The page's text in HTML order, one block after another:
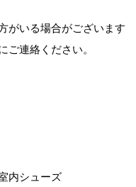
がいる場合がございます
ご連絡ください。
内シューズ